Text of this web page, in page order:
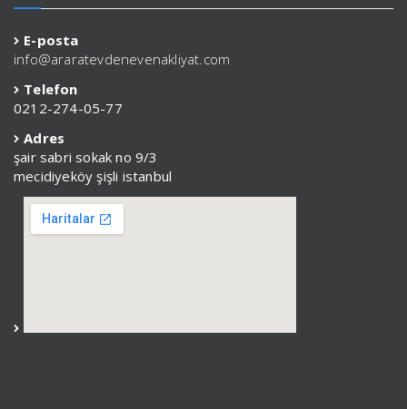
E-posta
info@araratevdenevenakliyat.com
Telefon
0212-274-05-77
Adres
şair sabri sokak no 9/3
mecidiyeköy şişli istanbul